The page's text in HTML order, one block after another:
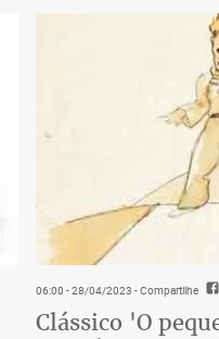
06:00 - 28/04/2023 - Compartilhe
Clássico 'O